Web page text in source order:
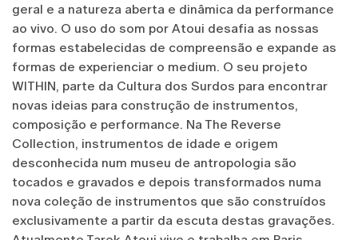
geral e a natureza aberta e dinâmica da performance
ao vivo. O uso do som por Atoui desafia as nossas
formas estabelecidas de compreensão e expande as
formas de experienciar o medium. O seu projeto
WITHIN, parte da Cultura dos Surdos para encontrar
novas ideias para construção de instrumentos,
composição e performance. Na The Reverse
Collection, instrumentos de idade e origem
desconhecida num museu de antropologia são
tocados e gravados e depois transformados numa
nova coleção de instrumentos que são construídos
exclusivamente a partir da escuta destas gravações.